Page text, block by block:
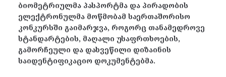
ბიომეტრიულმა პასპორტმა და პირადობის
ელექტრონულმა მოწმობამ საერთაშორისო
კონკურსში გაიმარჯვა, როგორც თანამედროვე
სტანდარტების, მაღალი უსაფრთხოების,
გამორჩეული და დახვეწილი დიზაინის
საიდენტიფიკაციო დოკუმენტებმა.